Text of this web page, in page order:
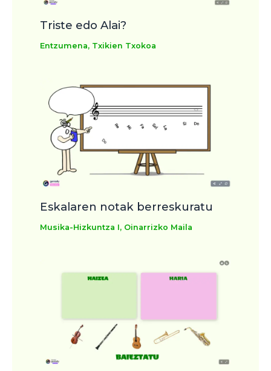
Triste edo Alai?
Entzumena, Txikien Txokoa
Eskalaren notak berreskuratu
Musika-Hizkuntza I, Oinarrizko Maila